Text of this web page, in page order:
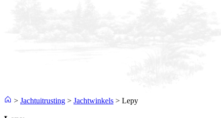
> Jachtuitrusting > Jachtwinkels > Lepy